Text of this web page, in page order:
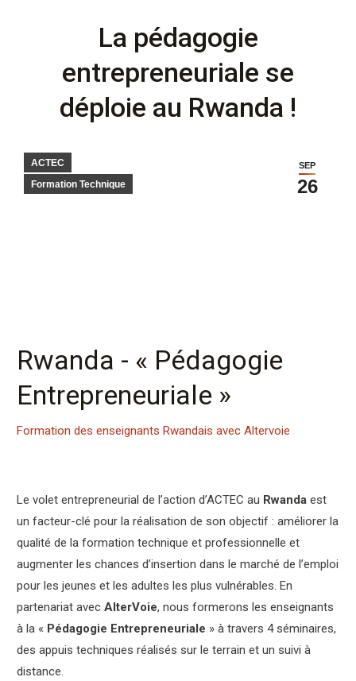
La pédagogie
entrepreneuriale se
déploie au Rwanda !
SEP
26
ACTEC
Formation Technique
Rwanda - « Pédagogie
Entrepreneuriale »
Formation des enseignants Rwandais avec Altervoie
Le volet entrepreneurial de l’action d’ACTEC au Rwandaest
un facteur-clé pour la réalisation de son objectif : améliorer la
qualité de la formation technique et professionnelle et
augmenter les chances d’insertion dans le marché de l’emploi
pour les jeunes et les adultes les plus vulnérables. En
partenariat avec AlterVoie, nous formerons les enseignants
à la « Pédagogie Entrepreneuriale » à travers 4 séminaires,
des appuis techniques réalisés sur le terrain et un suivi à
distance.